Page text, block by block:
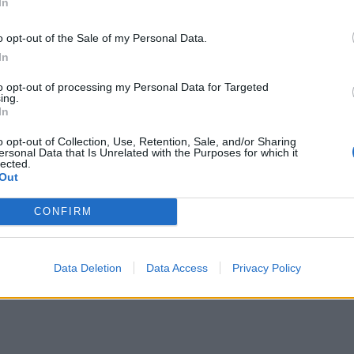
opt-out of the Sale of my Personal Data.
opt-out of processing my Personal Data for Targeted
opt-out of Collection, Use, Retention, Sale, and/or Sharing
Data that Is Unrelated with the Purposes for which it
CONFIRM
Data Deletion Data Access Privacy Policy